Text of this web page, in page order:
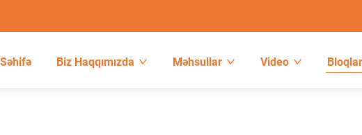
Biz Haqqımızda Məhsullar Video Bloqlar